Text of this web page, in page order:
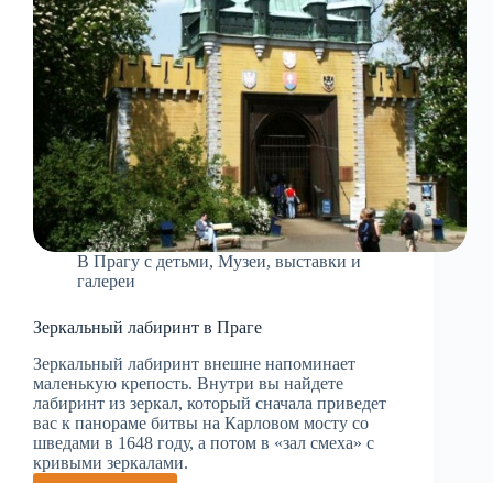
В Прагу с детьми, Музеи, выставки и
галереи
Зеркальный лабиринт в Праге
Зеркальный лабиринт внешне напоминает
маленькую крепость. Внутри вы найдете
лабиринт из зеркал, который сначала приведет
вас к панораме битвы на Карловом мосту со
шведами в 1648 году, а потом в «зал смеха» с
кривыми зеркалами.